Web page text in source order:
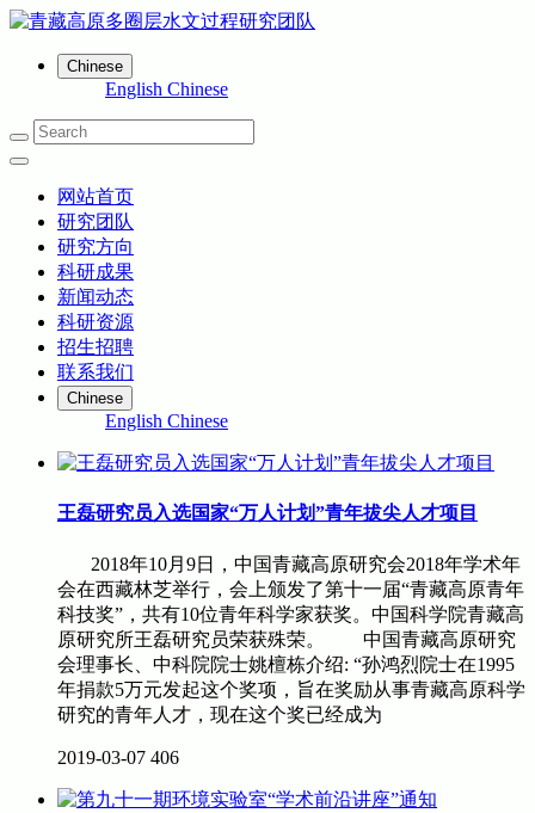
Chinese
English Chinese
网站首页
研究团队
研究方向
科研成果
新闻动态
科研资源
招生招聘
联系我们
Chinese
English Chinese
王磊研究员入选国家“万人计划”青年拔尖人才项目
2018年10月9日，中国青藏高原研究会2018年学术年
会在西藏林芝举行，会上颁发了第十一届“青藏高原青年
科技奖”，共有10位青年科学家获奖。中国科学院青藏高
原研究所王磊研究员荣获殊荣。 中国青藏高原研究
会理事长、中科院院士姚檀栋介绍: “孙鸿烈院士在1995
年捐款5万元发起这个奖项，旨在奖励从事青藏高原科学
研究的青年人才，现在这个奖已经成为
2019-03-07 406